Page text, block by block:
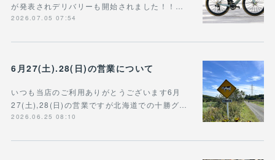
が発表されデリバリーも開始されました！！…
2026.07.05 07:54
6月27(土).28(日)の営業について
いつも当店のご利用ありがとうございます6月
27(土),28(日)の営業ですが北海道での十勝グ…
2026.06.25 08:10